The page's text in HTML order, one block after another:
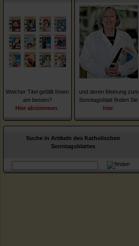
Welcher Titel gefällt Ihnen
am besten?
Hier abstimmen
und deren Meinung zum
Sonntagsblatt finden Sie
hier
Suche in Artikeln des Katholischen
Sonntagsblattes